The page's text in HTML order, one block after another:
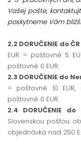
Vašej pošte,
poskytneme Vám
2.2 DORUČENIE do
EUR = poštovné 5
poštovné 0 EUR.
2.3 DORUČENIE do
= poštovné 10
poštovné 0 EUR.
2.4 DORUČENIE
Slovenskou poštou:
objednávka nad 250